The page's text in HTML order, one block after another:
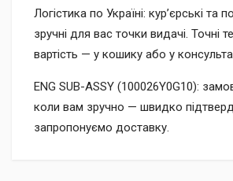
Логістика по Україні: кур’єрські та
зручні для вас точки видачі. Точні
вартість — у кошику або у
ENG SUB-ASSY (100026Y0G10):
коли вам зручно — швидко
запропонуємо доставку.